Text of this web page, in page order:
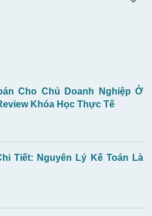
Cho Chủ Doanh Nghiệp Ở
Khóa Học Thực Tế
Tiết: Nguyên Lý Kế Toán Là